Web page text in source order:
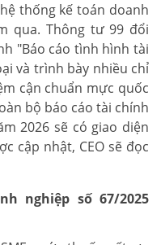
thống kế toán doanh
qua. Thông tư 99 đổi
"Báo cáo tình hình tài
và trình bày nhiều chỉ
cận chuẩn mực quốc
bộ báo cáo tài chính
2026 sẽ có giao diện
cập nhật, CEO sẽ đọc
nghiệp số 67/2025